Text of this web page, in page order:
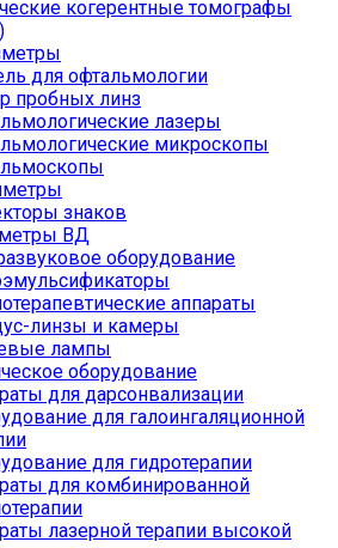
когерентные томографы
для офтальмологии
пробных линз
лазеры
микроскопы
знаков
ВД
оборудование
аппараты
линзы и камеры
лампы
оборудование
для дарсонвализации
для галоингаляционной
для гидротерапии
для комбинированной
лазерной терапии высокой